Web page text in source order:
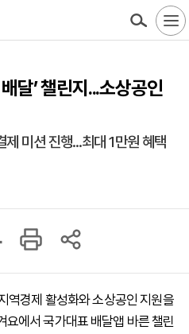
달’ 챌린지...소상공인
미션 진행...최대 1만원 혜택
역경제 활성화와 소상공인 지원을
에서 국가대표 배달앱 바른 챌린